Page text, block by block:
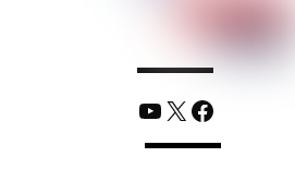
YouTube
X Facebook